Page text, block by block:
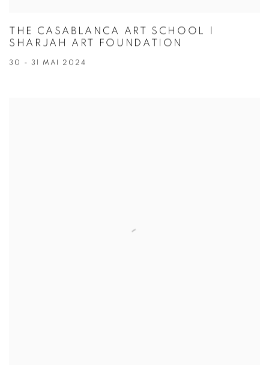
THE CASABLANCA ART SCHOOL |
SHARJAH ART FOUNDATION
30 - 31 MAI 2024